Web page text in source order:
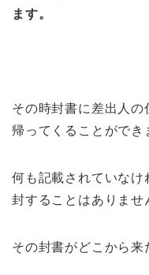
ます。
その時封書に差出人
帰ってくることができ
何も記載されていなけ
封することはありませ
その封書がどこから来